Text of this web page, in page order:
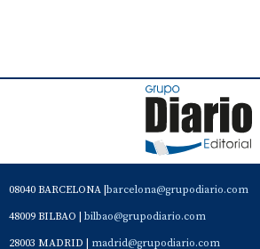
08040 BARCELONA | barcelona@grupodiario.com
48009 BILBAO | bilbao@grupodiario.com
28003 MADRID | madrid@grupodiario.com